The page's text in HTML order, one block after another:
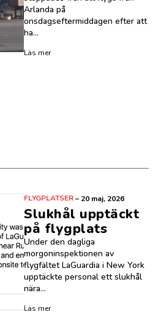
Arlanda på
onsdagseftermiddagen efter att
ha...
Läs mer
FLYGPLATSER– 20 maj, 2026
Slukhål upptäckt
på flygplats
Under den dagliga
morgoninspektionen av
flygfältet LaGuardia i New York
upptäckte personal ett slukhål
nära...
Läs mer